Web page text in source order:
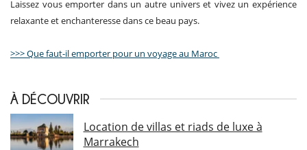
Laissez vous emporter dans un autre univers et vivez un expérience
relaxante et enchanteresse dans ce beau pays.
>>> Que faut-il emporter pour un voyage au Maroc
À DÉCOUVRIR
Location de villas et riads de luxe à
Marrakech